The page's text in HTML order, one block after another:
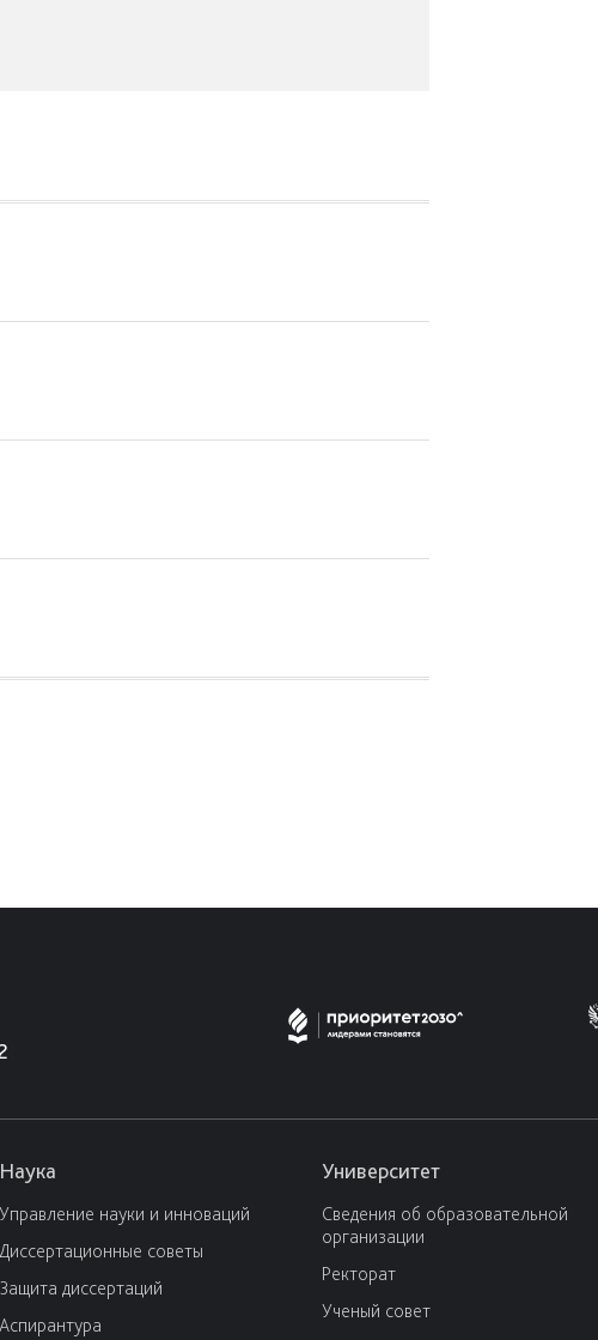
Наука
Управление науки и инноваций
Диссертационные советы
Защита диссертаций
Аспирантура
Университет
Сведения об образовательной
организации
Ректорат
Ученый совет